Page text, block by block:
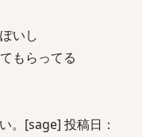
いし
もらってる
。[sage] 投稿日：